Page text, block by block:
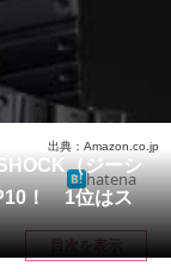
（ジーシ
！ 1位はス
出典：Amazon.co.jp
hatena
目次を表示